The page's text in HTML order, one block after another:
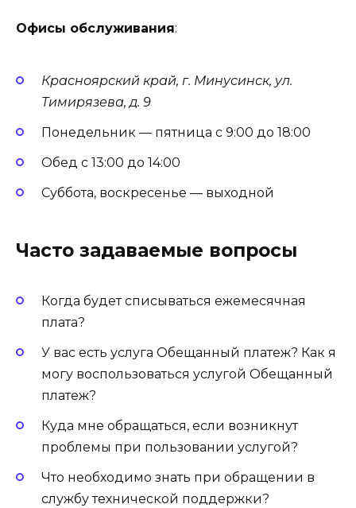
Офисы обслуживания:
Красноярский край, г. Минусинск, ул.
Тимирязева, д. 9
Понедельник — пятница с 9:00 до 18:00
Обед с 13:00 до 14:00
Суббота, воскресенье — выходной
Часто задаваемые вопросы
Когда будет списываться ежемесячная
плата?
У вас есть услуга Обещанный платеж? Как я
могу воспользоваться услугой Обещанный
платеж?
Куда мне обращаться, если возникнут
проблемы при пользовании услугой?
Что необходимо знать при обращении в
службу технической поддержки?